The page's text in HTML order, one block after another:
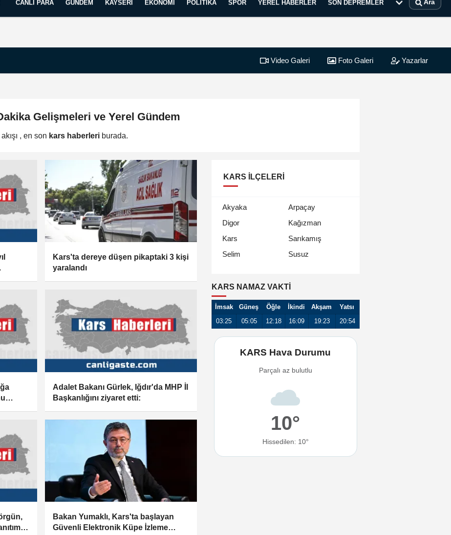
CANLI PARA GÜNDEM KAYSERI EKONOMI POLITIKA SPOR YEREL HABERLER SON DEPREMLER Ara
Video Galeri Foto Galeri Yazarlar
Gelişmeleri ve Yerel Gündem
, en son kars haberleri burada.
Kars'ta dereye düşen pikaptaki 3 kişi
yaralandı
Adalet Bakanı Gürlek, Iğdır'da MHP İl
Başkanlığını ziyaret etti:
Bakan Yumaklı, Kars'ta başlayan
Güvenli Elektronik Küpe İzleme
KARS İLÇELERI
Akyaka
Arpaçay
Digor
Kağızman
Kars
Sarıkamış
Selim
Susuz
KARS NAMAZ VAKTİ
İmsak Güneş Öğle İkindi Akşam
Yatsı
03:25
05:05 12:18 16:09 19:23 20:54
KARS Hava Durumu
Parçalı az bulutlu
10°
Hissedilen: 10°